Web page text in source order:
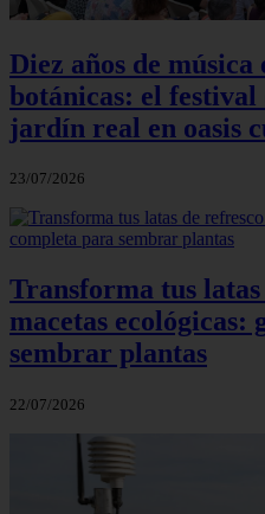
Diez años de música
botánicas: el
jardín real en oasis
23/07/2026
Transforma tus
macetas ecológicas:
sembrar plantas
22/07/2026